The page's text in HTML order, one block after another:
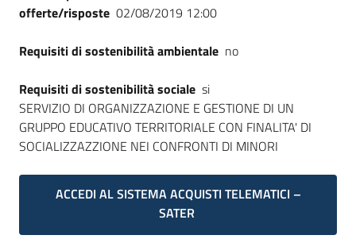
offerte/risposte 02/08/2019 12:00
Requisiti di sostenibilità ambientale no
Requisiti di sostenibilità sociale si
SERVIZIO DI ORGANIZZAZIONE E GESTIONE DI UN
GRUPPO EDUCATIVO TERRITORIALE CON FINALITA' DI
SOCIALIZZAZZIONE NEI CONFRONTI DI MINORI
ACCEDI AL SISTEMA ACQUISTI TELEMATICI –
SATER